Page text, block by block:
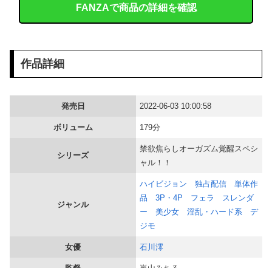
【画像】 こんなだらしない体型の女子が好きなやついる？
美人JDが彼氏のオ○ニー用に送った動画、勝手に晒されて学校中の”共有オカズ” にされる
【正論】 有吉「『俺テレビ見ない』って言う奴おかしいだろ。団子屋で『団子食べない』って言うか？」
FANZAで商品の詳細を確認
作品詳細
発売日 2022-06-03 10:00:58
ボリューム 179分
シリーズ
禁欲焦らしオーガズム覚醒スペシ
ャル！！
ジャンル
ハイビジョン 独占配信
単体作
品
3P・4P フェラ
スレンダ
ー
美少女 淫乱・ハード系
デ
ジモ
女優 石川澪